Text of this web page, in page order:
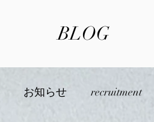
BLOG
お知らせ recruitment